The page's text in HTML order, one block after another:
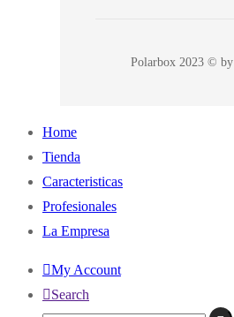
Polarbox 2023 © by
Home
Tienda
Caracteristicas
Profesionales
La Empresa
My Account
Search